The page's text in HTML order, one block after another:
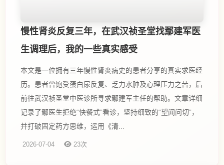
慢性肾炎反复三年，在武汉祯圣堂找鄢建军医
生调理后，我的一些真实感受
本文是一位拥有三年慢性肾炎病史的患者分享的真实求医经
历。患者曾饱受蛋白尿反复、乏力水肿及心理压力之苦，后
前往武汉祯圣堂中医诊所寻求鄢建军主任的帮助。文章详细
记录了鄢医生拒绝“快餐式”看诊，坚持细致的“望闻问切”，
并打破固定药方思维，运用《清...
2026-07-04 23次